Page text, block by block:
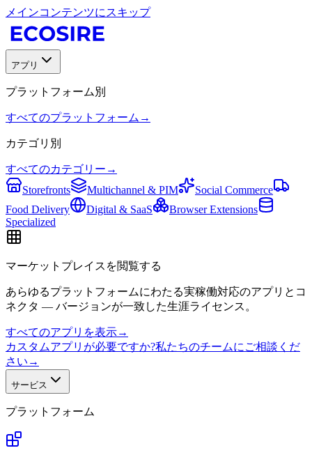
メインコンテンツにスキップ
アプリ
プラットフォーム別
すべてのプラットフォーム →
カテゴリ別
すべてのカテゴリー →
Storefronts
Multichannel & PIM
Social Commerce
Food Delivery
Digital & SaaS
Browser Extensions
Specialized
マーケットプレイスを閲覧する
あらゆるプラットフォームにわたる実稼働対応のアプリとコ
ネクタ — バージョンが一致した生涯ライセンス。
すべてのアプリを表示→
カスタムアプリが必要ですか?私たちのチームにご相談くだ
さい →
サービス
プラットフォーム